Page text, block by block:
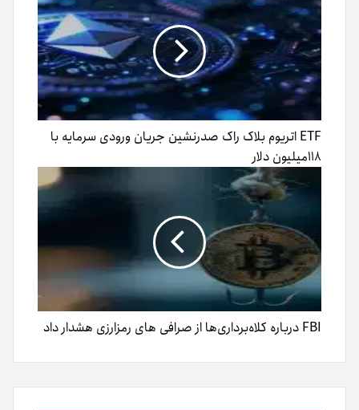
ETF اتریوم بلاک راک صدرنشین جریان ورودی سرمایه با
۱۱۸میلیون دلار
FBI درباره کلاه‌برداری‌ها از صرافی های رمزارزی هشدار داد